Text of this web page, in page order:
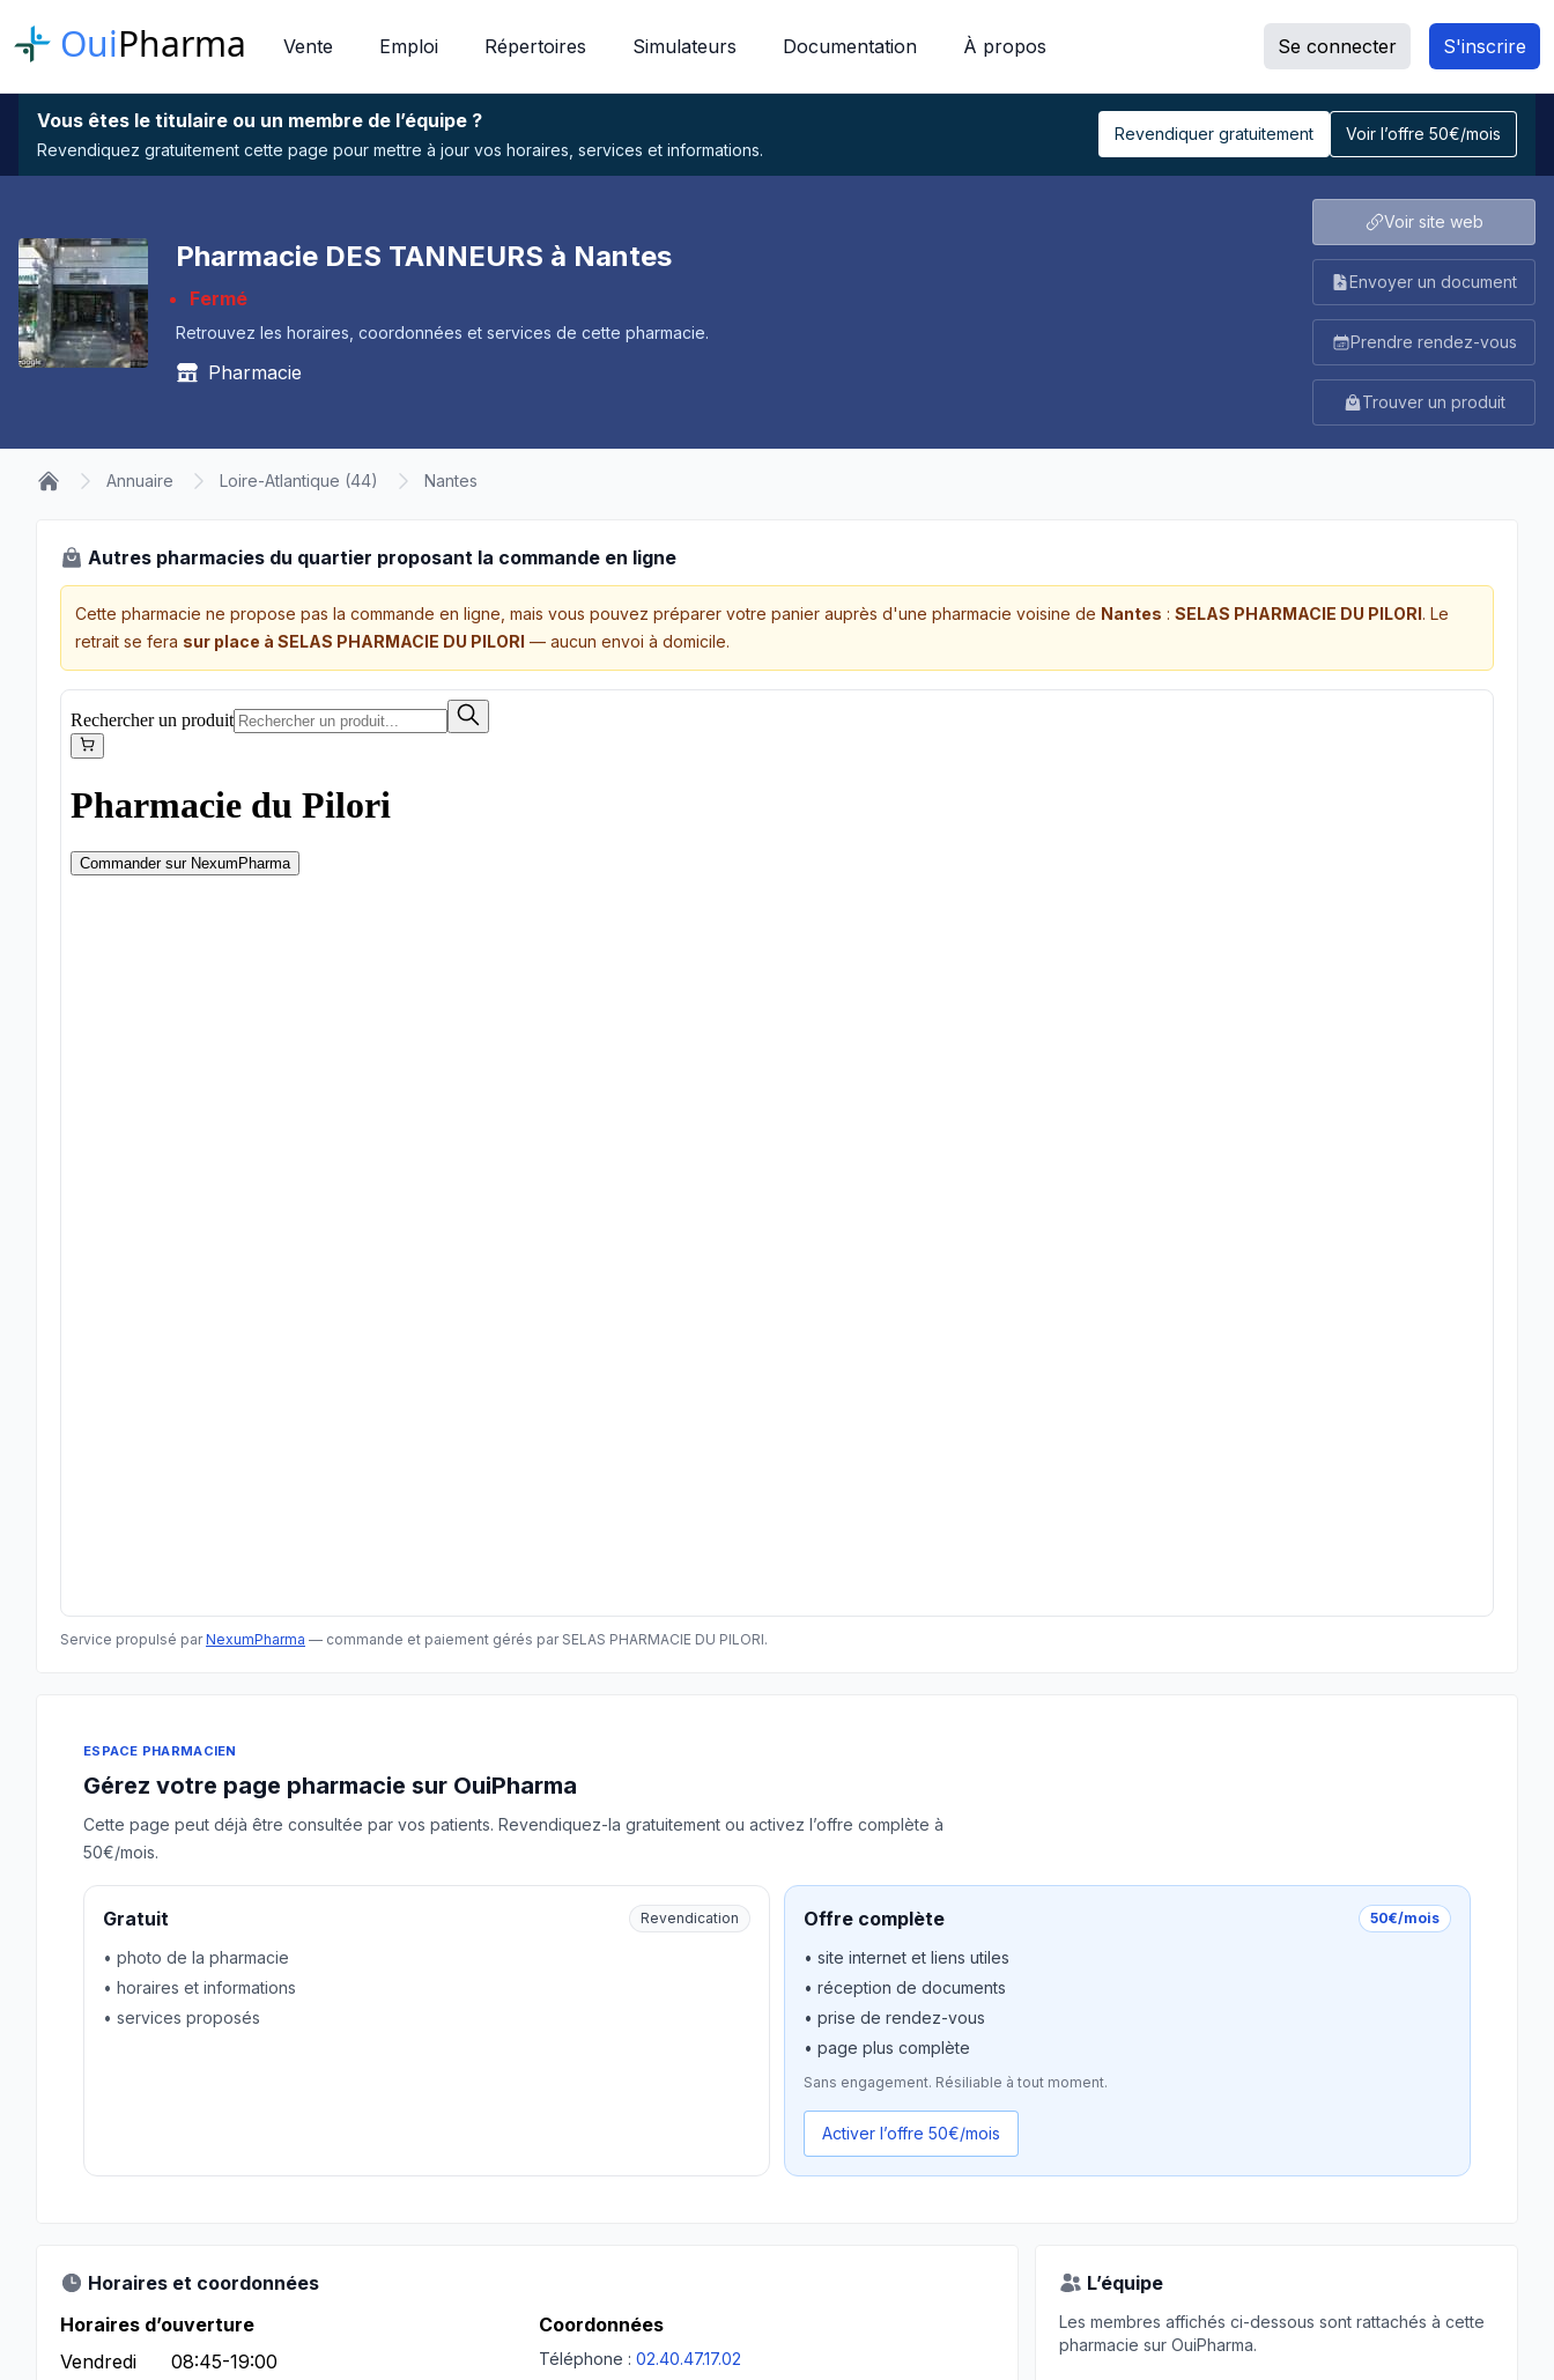
OuiPharma Vente Emploi Répertoires Simulateurs Documentation À propos Se connecter S'inscrire
Vous êtes le titulaire ou un membre de l’équipe ?
Revendiquez gratuitement cette page pour mettre à jour vos horaires, services et informations.
Revendiquer gratuitement Voir l’offre 50€/mois
Pharmacie DES TANNEURS à Nantes
Fermé
Retrouvez les horaires, coordonnées et services de cette pharmacie.
Pharmacie
Voir site web
Envoyer un document
Prendre rendez-vous
Trouver un produit
Annuaire Loire-Atlantique (44) Nantes
Autres pharmacies du quartier proposant la commande en ligne
Cette pharmacie ne propose pas la commande en ligne, mais vous pouvez préparer votre panier auprès d'une pharmacie voisine de Nantes : SELAS PHARMACIE DU PILORI. Le
retrait se fera sur place à SELAS PHARMACIE DU PILORI — aucun envoi à domicile.
Service propulsé parNexumPharma — commande et paiement gérés par SELAS PHARMACIE DU PILORI.
ESPACE PHARMACIEN
Gérez votre page pharmacie sur OuiPharma
Cette page peut déjà être consultée par vos patients. Revendiquez-la gratuitement ou activez l’offre complète à
50€/mois.
Gratuit Revendication
• photo de la pharmacie
• horaires et informations
• services proposés
Offre complète 50€/mois
• site internet et liens utiles
• réception de documents
• prise de rendez-vous
• page plus complète
Sans engagement. Résiliable à tout moment.
Activer l’offre 50€/mois
Horaires et coordonnées
Horaires d’ouverture
Vendredi
08:45-19:00
Coordonnées
Téléphone : 02.40.47.17.02
L’équipe
Les membres affichés ci-dessous sont rattachés à cette
pharmacie sur OuiPharma.